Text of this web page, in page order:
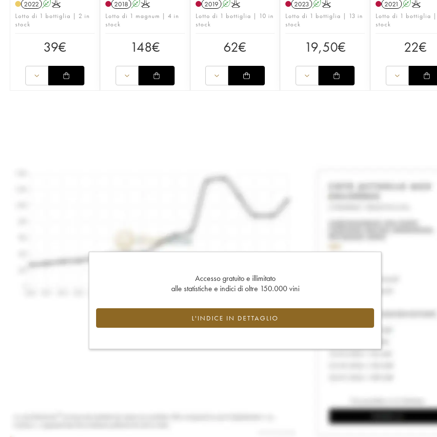
2022 AK
Lotto di 1 bottiglia | 2 in
stock
39€
2018 AK
Lotto di 1 magnum | 4 in
stock
148€
2019 AK
Lotto di 1 bottiglia | 10 in
stock
62€
2023 AK
Lotto di 1 bottiglia | 13 in
stock
19,50€
2021 AK
Lotto di 1 bottiglia
stock
22€
Accesso gratuito e illimitato
alle statistiche e indici di oltre 150.000 vini
L'INDICE IN DETTAGLIO